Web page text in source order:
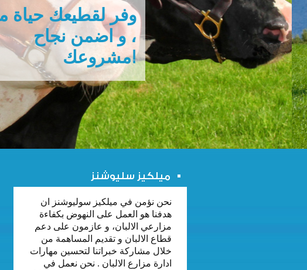
حلم مزرعتك ، الان
ممكن !
ميلكيز سليوشنز
نحن نؤمن في ميلكيز سوليوشنز ان
هدفنا هو العمل على النهوض بكفاءة
مزارعي الالبان، و عازمون على دعم
قطاع الالبان و تقديم المساهمة من
خلال مشاركة خبراتنا لتحسين مهارات
ادارة مزارع الالبان . نحن نعمل في